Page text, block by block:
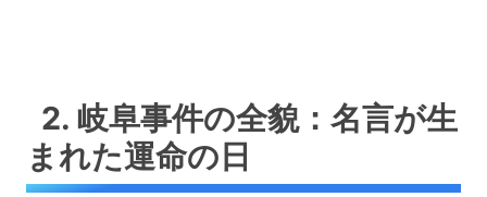
2. 岐阜事件の全貌：名言が生
まれた運命の日